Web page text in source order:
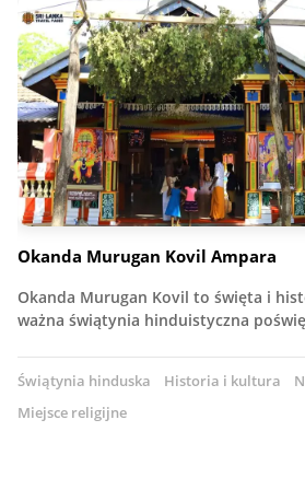
Okanda Murugan Kovil Ampara
Okanda Murugan Kovil to święta i
ważna świątynia hinduistyczna
Świątynia hinduska Historia i kultura
Miejsce religijne